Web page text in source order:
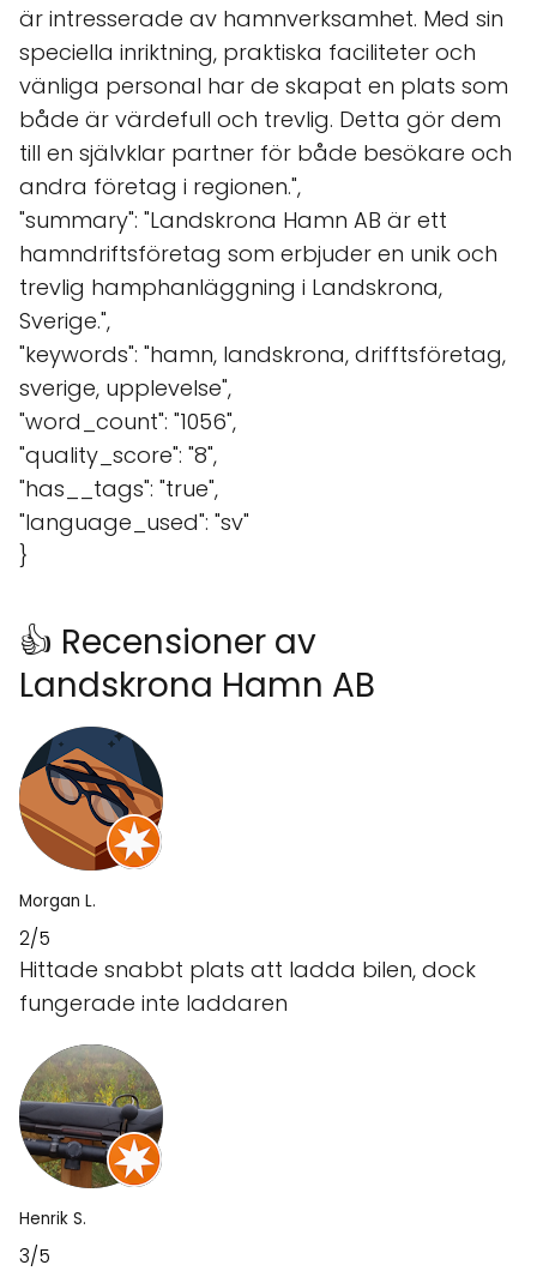
är intresserade av hamnverksamhet. Med sin
speciella inriktning, praktiska faciliteter och
vänliga personal har de skapat en plats som
både är värdefull och trevlig. Detta gör dem
till en självklar partner för både besökare och
andra företag i regionen.",
"summary": "Landskrona Hamn AB är ett
hamndriftsföretag som erbjuder en unik och
trevlig hamphanläggning i Landskrona,
Sverige.",
"keywords": "hamn, landskrona, drifftsföretag,
sverige, upplevelse",
"word_count": "1056",
"quality_score": "8",
"has__tags": "true",
"language_used": "sv"
}
👍 Recensioner av
Landskrona Hamn AB
Morgan L.
2/5
Hittade snabbt plats att ladda bilen, dock
fungerade inte laddaren
Henrik S.
3/5